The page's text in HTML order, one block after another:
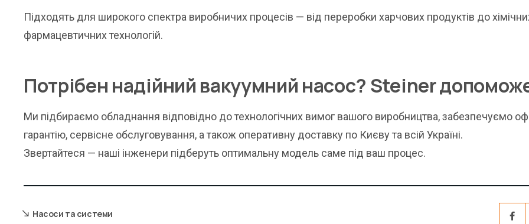
Підходять для широкого спектра виробничих процесів — від переробки харчових продуктів до
фармацевтичних технологій.
Потрібен надійний вакуумний насос? Steiner
Ми підбираємо обладнання відповідно до технологічних вимог вашого виробництва, забезпечуємо
гарантію, сервісне обслуговування, а також оперативну доставку по Києву та всій Україні.
Звертайтеся — наші інженери підберуть оптимальну модель саме під ваш процес.
Насоси та системи